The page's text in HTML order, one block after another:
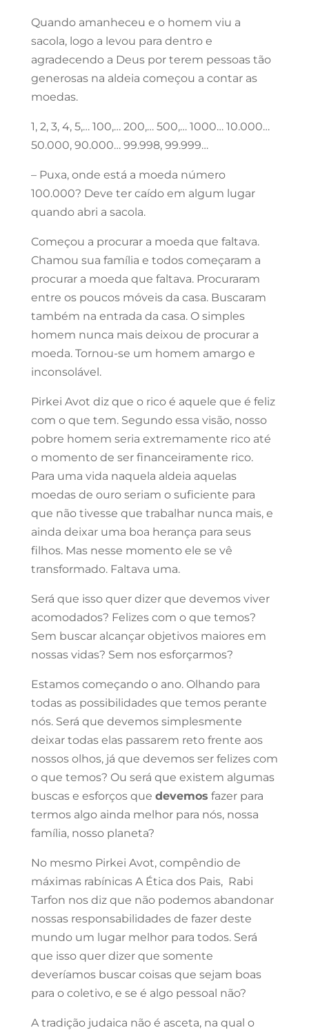
Quando amanheceu e o homem viu a
sacola, logo a levou para dentro e
agradecendo a Deus por terem pessoas tão
generosas na aldeia começou a contar as
moedas.
1, 2, 3, 4, 5,… 100,… 200,… 500,… 1000… 10.000…
50.000, 90.000… 99.998, 99.999…
– Puxa, onde está a moeda número
100.000? Deve ter caído em algum lugar
quando abri a sacola.
Começou a procurar a moeda que faltava.
Chamou sua família e todos começaram a
procurar a moeda que faltava. Procuraram
entre os poucos móveis da casa. Buscaram
também na entrada da casa. O simples
homem nunca mais deixou de procurar a
moeda. Tornou-se um homem amargo e
inconsolável.
Pirkei Avot diz que o rico é aquele que é feliz
com o que tem. Segundo essa visão, nosso
pobre homem seria extremamente rico até
o momento de ser financeiramente rico.
Para uma vida naquela aldeia aquelas
moedas de ouro seriam o suficiente para
que não tivesse que trabalhar nunca mais, e
ainda deixar uma boa herança para seus
filhos. Mas nesse momento ele se vê
transformado. Faltava uma.
Será que isso quer dizer que devemos viver
acomodados? Felizes com o que temos?
Sem buscar alcançar objetivos maiores em
nossas vidas? Sem nos esforçarmos?
Estamos começando o ano. Olhando para
todas as possibilidades que temos perante
nós. Será que devemos simplesmente
deixar todas elas passarem reto frente aos
nossos olhos, já que devemos ser felizes com
o que temos? Ou será que existem algumas
buscas e esforços que devemos fazer para
termos algo ainda melhor para nós, nossa
família, nosso planeta?
No mesmo Pirkei Avot, compêndio de
máximas rabínicas A Ética dos Pais, Rabi
Tarfon nos diz que não podemos abandonar
nossas responsabilidades de fazer deste
mundo um lugar melhor para todos. Será
que isso quer dizer que somente
deveríamos buscar coisas que sejam boas
para o coletivo, e se é algo pessoal não?
A tradição judaica não é asceta, na qual o